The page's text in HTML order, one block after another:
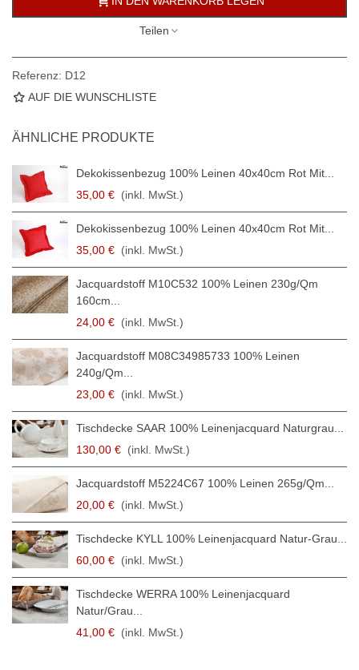
Teilen
Referenz: D12
AUF DIE WUNSCHLISTE
ÄHNLICHE PRODUKTE
Dekokissenbezug 100% Leinen 40x40cm Rot Mit...
35,00 € (inkl. MwSt.)
Dekokissenbezug 100% Leinen 40x40cm Rot Mit...
35,00 € (inkl. MwSt.)
Jacquardstoff M10C532 100% Leinen 230g/qm
160cm...
24,00 € (inkl. MwSt.)
Jacquardstoff M08C34985733 100% Leinen
240g/qm...
23,00 € (inkl. MwSt.)
Tischdecke SAAR 100% Leinenjacquard Naturgrau...
130,00 € (inkl. MwSt.)
Jacquardstoff M5224C67 100% Leinen 265g/qm...
20,00 € (inkl. MwSt.)
Tischdecke KYLL 100% Leinenjacquard Natur-Grau...
60,00 € (inkl. MwSt.)
Tischdecke WERRA 100% Leinenjacquard
Natur/Grau...
41,00 € (inkl. MwSt.)